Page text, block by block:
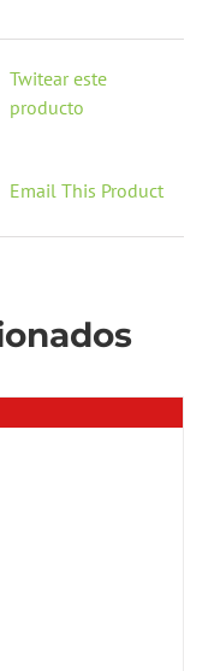
Twitear este
producto
Email This Product